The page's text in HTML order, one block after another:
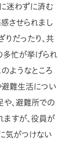
迷わずに済む
させられまし
りだったり、共
多忙が挙げられ
ようなところ
難生活につい
、避難所での
すが、役員が
気がつけない